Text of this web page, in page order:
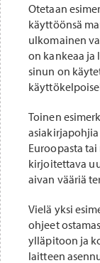
Otetaan
käyttöönsä
ulkomainen
on kankeaa ja
sinun on
Toinen
Euroopasta
kirjoitettava
aivan vääriä
Vielä yksi
ohjeet
ylläpitoon ja
laitteen